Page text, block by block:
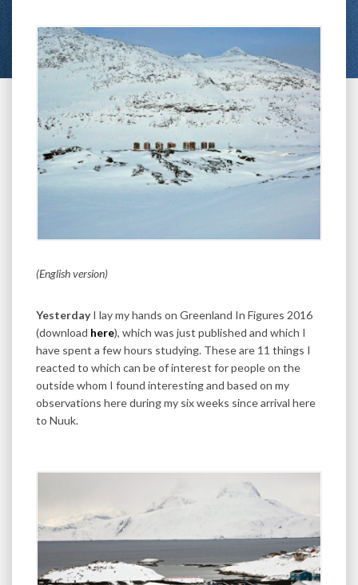
(English version)
YesterdayI lay my hands on Greenland In Figures 2016
(download here), which was just published and which I
have spent a few hours studying. These are 11 things I
reacted to which can be of interest for people on the
outside whom I found interesting and based on my
observations here during my six weeks since arrival here
to Nuuk.